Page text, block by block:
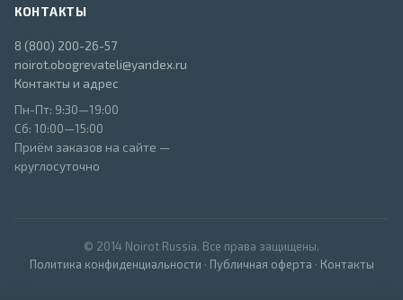
КОНТАКТЫ
8 (800) 200-26-57
noirot.obogrevateli@yandex.ru
Контакты и адрес
Пн-Пт: 9:30—19:00
Сб: 10:00—15:00
Приём заказов на сайте —
круглосуточно
© 2014 Noirot Russia. Все права защищены.
Политика конфиденциальности · Публичная оферта · Контакты